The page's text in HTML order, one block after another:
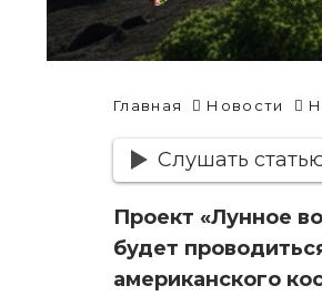
Главная Новости
Слушать
Проект «Лунное
будет
американского